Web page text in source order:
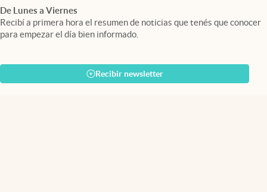
De Lunes a Viernes
Recibí a primera hora el resumen de noticias que tenés que conocer
para empezar el día bien informado.
Recibir newsletter